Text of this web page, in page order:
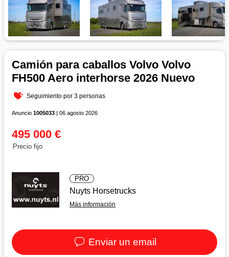
Camión para caballos Volvo Volvo
FH500 Aero interhorse 2026 Nuevo
Seguimiento por 3 personas
Anuncio 1005033 | 06 agosto 2026
495 000 €
Precio fijo
PRO
Nuyts Horsetrucks
Más información
Enviar un email